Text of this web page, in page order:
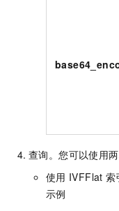
查询。您可以使用
使用 IVFFlat 索
示例